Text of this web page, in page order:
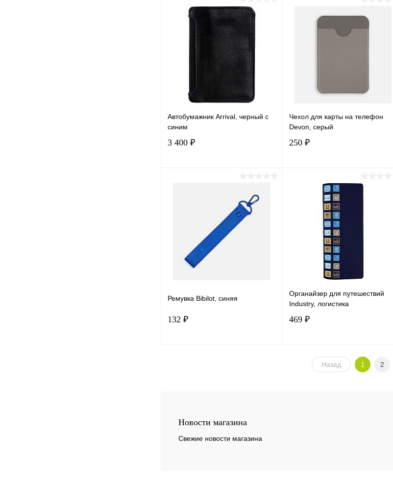
В корзину
Купить в 1 клик Сравнение
В избранное В наличии
Купить в 1 клик
Автобумажник Arrival, черный с
синим
3 400 ₽
Сравнение
В избранное В наличии
Чехол для карты на телефон
Devon, серый
250 ₽
В корзину
Купить в 1 клик
В избранное
Ремувка Bibilot, синяя
132 ₽
Органайзер для путешествий
Industry, логистика
469 ₽
В корзину
Назад 1 2
Новости магазина
Свежие новости магазина